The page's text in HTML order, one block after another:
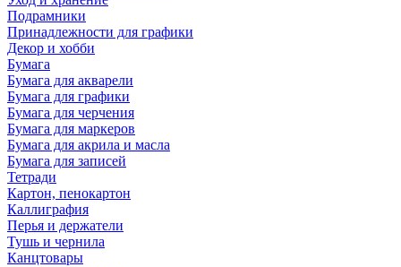
Подрамники
Принадлежности для графики
Декор и хобби
Бумага
Бумага для акварели
Бумага для графики
Бумага для черчения
Бумага для маркеров
Бумага для акрила и масла
Бумага для записей
Тетради
Картон, пенокартон
Каллиграфия
Перья и держатели
Тушь и чернила
Канцтовары